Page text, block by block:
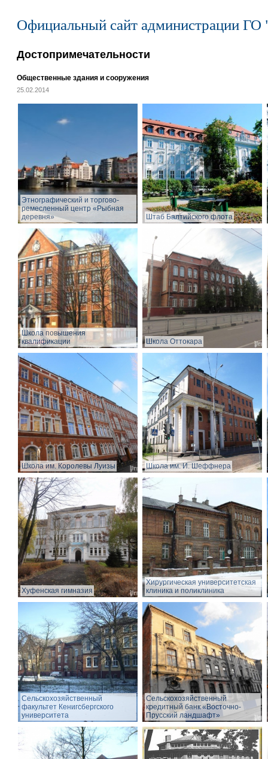
Официальный сайт администрации ГО
Достопримечательности
Общественные здания и сооружения
25.02.2014
Этнографический и торгово-
ремесленный центр «Рыбная
деревня»
Штаб Балтийского флота
Школа повышения
квалификации
Школа Оттокара
Школа им. Королевы Луизы Школа им. И. Шеффнера
Хуфенская гимназия
Хирургическая университетская
клиника и поликлиника
Сельскохозяйственный
факультет Кенигсбергского
университета
Сельскохозяйственный
кредитный банк «Восточно-
Прусский ландшафт»